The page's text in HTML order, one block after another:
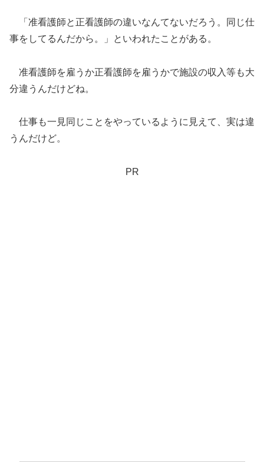
「准看護師と正看護師の違いなんてないだろう。同じ仕
事をしてるんだから。」といわれたことがある。
准看護師を雇うか正看護師を雇うかで施設の収入等も大
分違うんだけどね。
仕事も一見同じことをやっているように見えて、実は違
うんだけど。
PR